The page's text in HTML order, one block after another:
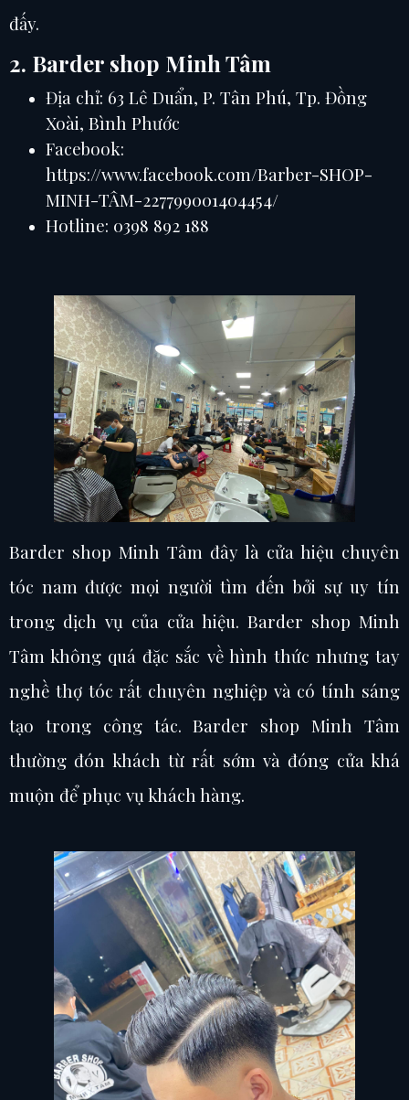
đấy.
2. Barder shop Minh Tâm
Địa chỉ: 63 Lê Duẩn, P. Tân Phú, Tp. Đồng
Xoài, Bình Phước
Facebook:
https://www.facebook.com/Barber-SHOP-
MINH-TÂM-227799001404454/
Hotline: 0398 892 188
Barder shop Minh Tâm đây là cửa hiệu chuyên
tóc nam được mọi người tìm đến bởi sự uy tín
trong dịch vụ của cửa hiệu. Barder shop Minh
Tâm không quá đặc sắc về hình thức nhưng tay
nghề thợ tóc rất chuyên nghiệp và có tính sáng
tạo trong công tác. Barder shop Minh Tâm
thường đón khách từ rất sớm và đóng cửa khá
muộn để phục vụ khách hàng.